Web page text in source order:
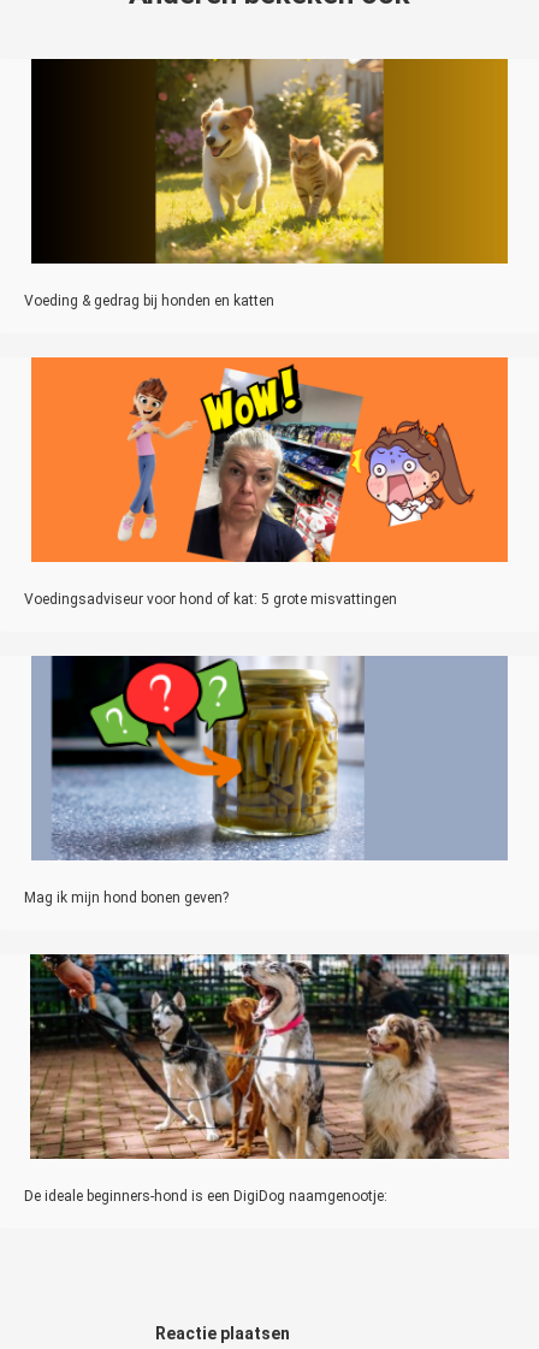
Voeding & gedrag bij honden en katten
Voedingsadviseur voor hond of kat: 5 grote misvattingen
Mag ik mijn hond bonen geven?
De ideale beginners-hond is een DigiDog naamgenootje:
Reactie plaatsen